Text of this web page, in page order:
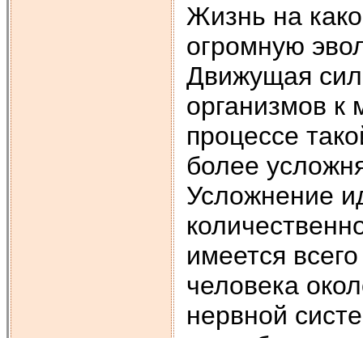
Жизнь на
огромную
Движущая
организмов к
процессе
более
Усложнение
имеется
человека
нервной